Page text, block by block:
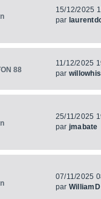
15/12/2025
par
88
11/12/2025
par
25/11/2025
par jmabate
07/11/2025
par WilliamD